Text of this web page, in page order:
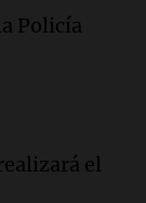
con una
clave en
Argentina
Policía
el